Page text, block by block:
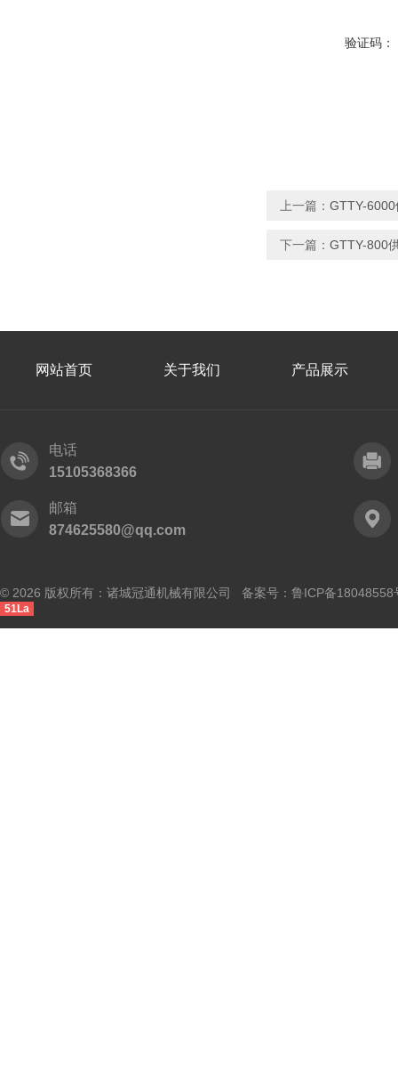
验证码：
上一篇： GTTY-
下一篇： GTTY-800
网站首页 关于我们 产品展示
电话
15105368366
邮箱
874625580@qq.com
© 2026 版权所有：诸城冠通机械有限公司 备案号： 鲁ICP备18048558
51La